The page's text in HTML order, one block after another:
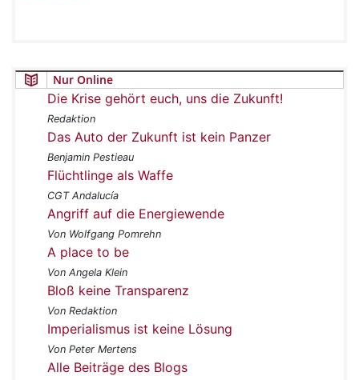
Nur Online
Die Krise gehört euch, uns die Zukunft!
Redaktion
Das Auto der Zukunft ist kein Panzer
Benjamin Pestieau
Flüchtlinge als Waffe
CGT Andalucía
Angriff auf die Energiewende
Von Wolfgang Pomrehn
A place to be
Von Angela Klein
Bloß keine Transparenz
Von Redaktion
Imperialismus ist keine Lösung
Von Peter Mertens
Alle Beiträge des Blogs